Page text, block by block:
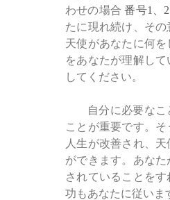
わせの場合番号1、
たに現れ続け、その
天使があなたに何
をあなたが理解し
してください。
自分に必要なこ
ことが重要です。そ
人生が改善され、
ができます。あな
されていることを
功もあなたに従いま